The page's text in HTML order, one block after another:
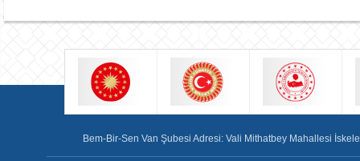
Bem-Bir-Sen Van Şubesi Adresi: Vali Mithatbey Mahallesi